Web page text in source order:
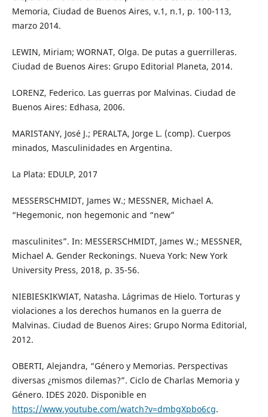
Memoria, Ciudad de Buenos Aires, v.1, n.1, p. 100-113,
marzo 2014.
LEWIN, Miriam; WORNAT, Olga. De putas a guerrilleras.
Ciudad de Buenos Aires: Grupo Editorial Planeta, 2014.
LORENZ, Federico. Las guerras por Malvinas. Ciudad de
Buenos Aires: Edhasa, 2006.
MARISTANY, José J.; PERALTA, Jorge L. (comp). Cuerpos
minados, Masculinidades en Argentina.
La Plata: EDULP, 2017
MESSERSCHMIDT, James W.; MESSNER, Michael A.
“Hegemonic, non hegemonic and “new”
masculinites”. In: MESSERSCHMIDT, James W.; MESSNER,
Michael A. Gender Reckonings. Nueva York: New York
University Press, 2018, p. 35-56.
NIEBIESKIKWIAT, Natasha. Lágrimas de Hielo. Torturas y
violaciones a los derechos humanos en la guerra de
Malvinas. Ciudad de Buenos Aires: Grupo Norma Editorial,
2012.
OBERTI, Alejandra, “Género y Memorias. Perspectivas
diversas ¿mismos dilemas?”. Ciclo de Charlas Memoria y
Género. IDES 2020. Disponible en
https://www.youtube.com/watch?v=dmbgXpbo6cg.